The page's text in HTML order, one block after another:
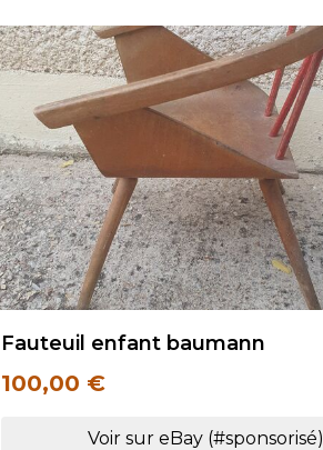
Fauteuil enfant baumann
100,00 €
Voir sur eBay (#sponsorisé)